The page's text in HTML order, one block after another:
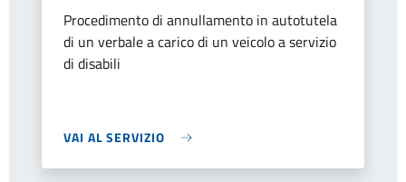
Procedimento di annullamento in autotutela
di un verbale a carico di un veicolo a servizio
di disabili
VAI AL SERVIZIO